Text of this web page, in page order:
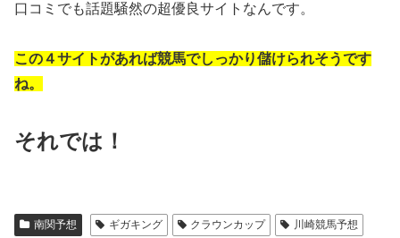
口コミでも話題騒然の超優良サイトなんです。
この４サイトがあれば競馬でしっかり儲けられそうです
ね。
それでは！
南関予想 ギガキング クラウンカップ 川崎競馬予想